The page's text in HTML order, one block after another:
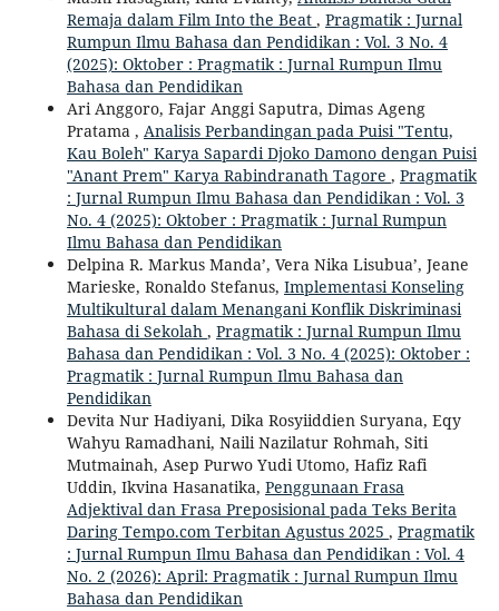
Remaja dalam Film Into the Beat , Pragmatik : Jurnal
Rumpun Ilmu Bahasa dan Pendidikan : Vol. 3 No. 4
(2025): Oktober : Pragmatik : Jurnal Rumpun Ilmu
Bahasa dan Pendidikan
Ari Anggoro, Fajar Anggi Saputra, Dimas Ageng
Pratama , Analisis Perbandingan pada Puisi "Tentu,
Kau Boleh" Karya Sapardi Djoko Damono dengan Puisi
"Anant Prem" Karya Rabindranath Tagore , Pragmatik
: Jurnal Rumpun Ilmu Bahasa dan Pendidikan : Vol. 3
No. 4 (2025): Oktober : Pragmatik : Jurnal Rumpun
Ilmu Bahasa dan Pendidikan
Delpina R. Markus Manda’, Vera Nika Lisubua’, Jeane
Marieske, Ronaldo Stefanus, Implementasi Konseling
Multikultural dalam Menangani Konflik Diskriminasi
Bahasa di Sekolah , Pragmatik : Jurnal Rumpun Ilmu
Bahasa dan Pendidikan : Vol. 3 No. 4 (2025): Oktober :
Pragmatik : Jurnal Rumpun Ilmu Bahasa dan
Pendidikan
Devita Nur Hadiyani, Dika Rosyiiddien Suryana, Eqy
Wahyu Ramadhani, Naili Nazilatur Rohmah, Siti
Mutmainah, Asep Purwo Yudi Utomo, Hafiz Rafi
Uddin, Ikvina Hasanatika, Penggunaan Frasa
Adjektival dan Frasa Preposisional pada Teks Berita
Daring Tempo.com Terbitan Agustus 2025 , Pragmatik
: Jurnal Rumpun Ilmu Bahasa dan Pendidikan : Vol. 4
No. 2 (2026): April: Pragmatik : Jurnal Rumpun Ilmu
Bahasa dan Pendidikan